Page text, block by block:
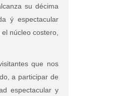
su décima
ý espectacular
núcleo costero,
que nos
a participar de
espectacular y